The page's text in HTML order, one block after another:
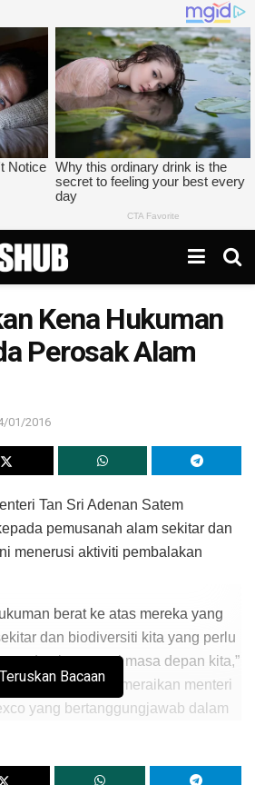
Kena Hukuman
Perosak Alam
01/2016
Tan Sri Adenan Satem
pemusanah alam sekitar dan
menerusi aktiviti pembalakan
berat ke atas mereka yang
dan biodiversiti kita yang perlu
demi generasi masa depan kita,”
malam bagi meraikan menteri
yang bertanggungjawab dalam
Teruskan Bacaan